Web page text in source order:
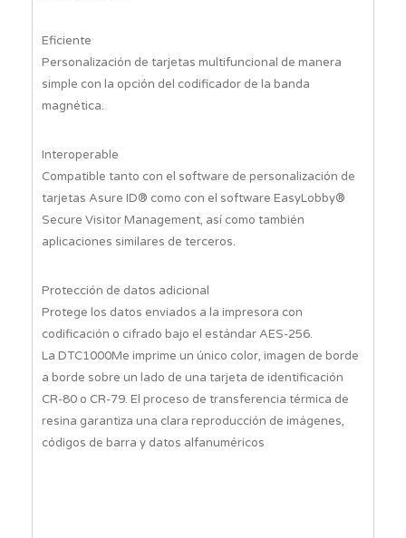
Eficiente
Personalización de tarjetas multifuncional de manera
simple con la opción del codificador de la banda
magnética.
Interoperable
Compatible tanto con el software de personalización de
tarjetas Asure ID® como con el software EasyLobby®
Secure Visitor Management, así como también
aplicaciones similares de terceros.
Protección de datos adicional
Protege los datos enviados a la impresora con
codificación o cifrado bajo el estándar AES-256.
La DTC1000Me imprime un único color, imagen de borde
a borde sobre un lado de una tarjeta de identificación
CR-80 o CR-79. El proceso de transferencia térmica de
resina garantiza una clara reproducción de imágenes,
códigos de barra y datos alfanuméricos